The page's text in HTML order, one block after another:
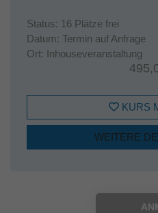
Status: 16 Plätze frei
Datum: Termin auf Anfrage
Ort: Inhouseveranstaltung
KURS
WEITERE